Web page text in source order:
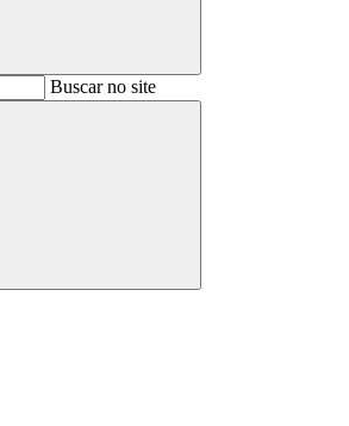
BuscarBuscar no site
Buscar